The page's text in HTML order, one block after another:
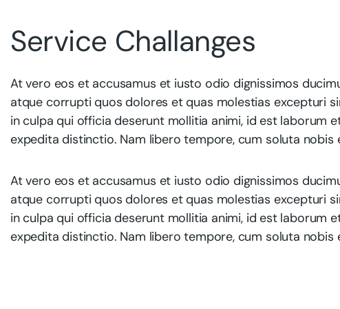
Service Challanges
At vero eos et accusamus et iusto odio dignissimos
atque corrupti quos dolores et quas molestias excepturi
in culpa qui officia deserunt mollitia animi, id est laborum
expedita distinctio. Nam libero tempore, cum soluta
At vero eos et accusamus et iusto odio dignissimos
atque corrupti quos dolores et quas molestias excepturi
in culpa qui officia deserunt mollitia animi, id est laborum
expedita distinctio. Nam libero tempore, cum soluta nobis